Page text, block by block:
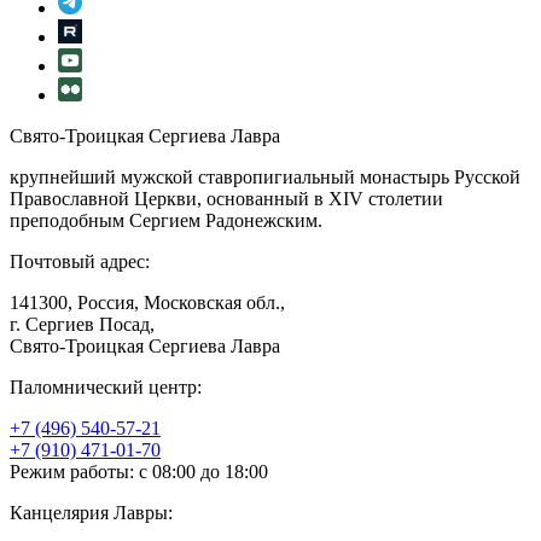
Свято-Троицкая Сергиева Лавра
крупнейший мужской ставропигиальный монастырь Русской
Православной Церкви, основанный в XIV столетии
преподобным Сергием Радонежским.
Почтовый адрес:
141300, Россия, Московская обл.,
г. Сергиев Посад,
Свято-Троицкая Сергиева Лавра
Паломнический центр:
+7 (496) 540-57-21
+7 (910) 471-01-70
Режим работы: с 08:00 до 18:00
Канцелярия Лавры: